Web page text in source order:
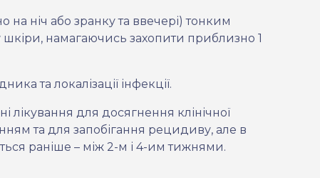
на ніч або зранку та ввечері) тонким
шкіри, намагаючись захопити приблизно 1
та локалізації інфекції.
для досягнення клінічної
та для запобігання рецидиву, але в
раніше – між 2-м і 4-им тижнями.